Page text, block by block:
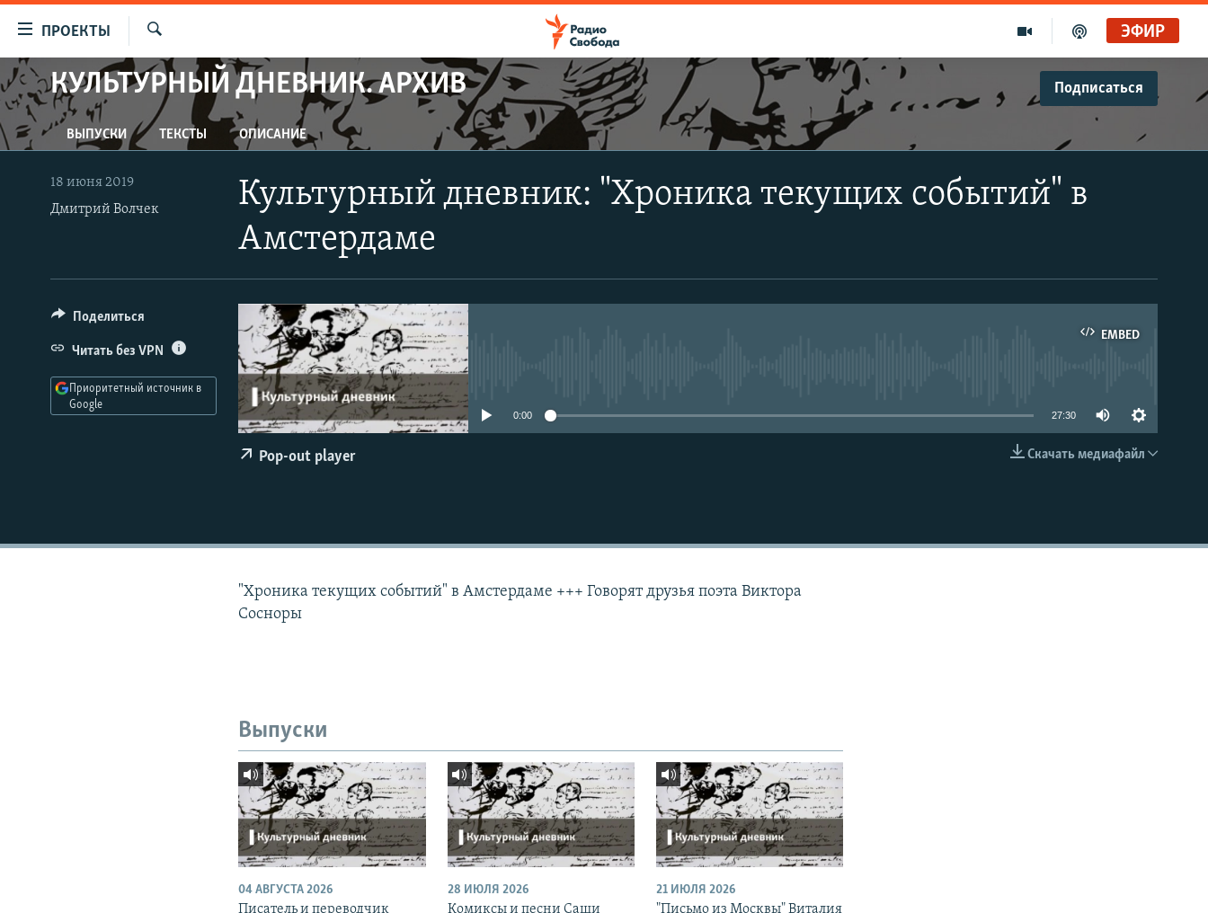
упрощенного
доступа
Вернуться
к
основному
содержанию
Вернутся
ПРОЕКТЫ
ПРОГРАММЫ
ПОДКАСТЫ
АВТОРСКИЕ ПРОЕКТЫ
ЦИТАТЫ СВОБОДЫ
МНЕНИЯ
IDEL.РЕАЛИИ
КАВКАЗ.РЕАЛИИ
СЕВЕР.РЕАЛИИ
СИБИРЬ.РЕАЛИИ
РАСПИСАНИЕ ВЕЩАНИЯ
Искать
ЭФИР
КУЛЬТУРНЫЙ ДНЕВНИК. АРХИВ Подписаться
Apple Podcasts
ВЫПУСКИ ТЕКСТЫ ОПИСАНИЕ
Культурный дневник: "Хроника текущих событий" в
Амстердаме
18 июня 2019
Дмитрий Волчек
EMBED
EMBED
0:00 27:30
Скачать медиафайл
Pop-out player
Поделиться
Читать без VPN
Приоритетный источник в
Google
"Хроника текущих событий" в Амстердаме +++ Говорят друзья поэта Виктора
Сосноры
Выпуски
04 АВГУСТА 2026
Писатель и переводчик
28 ИЮЛЯ 2026
Комиксы и песни Саши
21 ИЮЛЯ 2026
"Письмо из Москвы" Виталия